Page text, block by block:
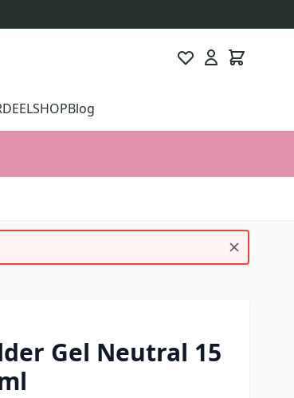
Blog
Gel Neutral 15